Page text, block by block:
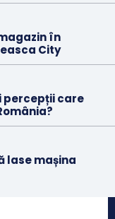
în
City
percepții care
lase mașina